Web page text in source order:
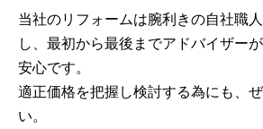
当社のリフォームは腕利きの自社職
し、最初から最後までアドバイザー
安心です。
適正価格を把握し検討する為にも、
い。